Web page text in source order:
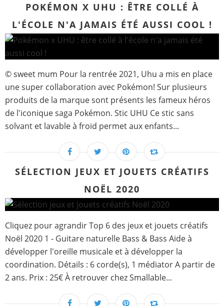
POKÉMON X UHU : ÊTRE COLLÉ À
L'ÉCOLE N'A JAMAIS ÉTÉ AUSSI COOL !
© sweet mum Pour la rentrée 2021, Uhu a mis en place
une super collaboration avec Pokémon! Sur plusieurs
produits de la marque sont présents les fameux héros
de l'iconique saga Pokémon. Stic UHU Ce stic sans
solvant et lavable à froid permet aux enfants...
SÉLECTION JEUX ET JOUETS CRÉATIFS
NOËL 2020
Cliquez pour agrandir Top 6 des jeux et jouets créatifs
Noël 2020 1 - Guitare naturelle Bass & Bass Aide à
développer l'oreille musicale et à développer la
coordination. Détails : 6 corde(s), 1 médiator A partir de
2 ans. Prix : 25€ À retrouver chez Smallable...